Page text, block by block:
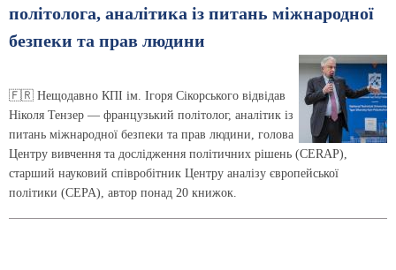
політолога, аналітика із питань міжнародної
безпеки та прав людини
🇫🇷 Нещодавно КПІ ім. Ігоря Сікорського відвідав
Ніколя Тензер — французький політолог, аналітик із
питань міжнародної безпеки та прав людини, голова
Центру вивчення та дослідження політичних рішень (CERAP),
старший науковий співробітник Центру аналізу європейської
політики (CEPA), автор понад 20 книжок.